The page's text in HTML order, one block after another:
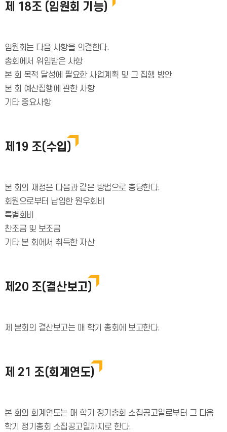
제 18조 (임원회 기능)
임원회는 다음 사항을 의결한다.
총회에서 위임받은 사항
본 회 목적 달성에 필요한 사업계획 및 그 집행 방안
본 회 예산집행에 관한 사항
기타 중요사항
제19 조(수입)
본 회의 재정은 다음과 같은 방법으로 충당한다.
회원으로부터 납입한 원우회비
특별회비
찬조금 및 보조금
기타 본 회에서 취득한 자산
제20 조(결산보고)
제 본회의 결산보고는 매 학기 총회에 보고한다.
제 21 조(회계연도)
본 회의 회계연도는 매 학기 정기총회 소집공고일로부터 그 다음
학기 정기총회 소집공고일까지로 한다.